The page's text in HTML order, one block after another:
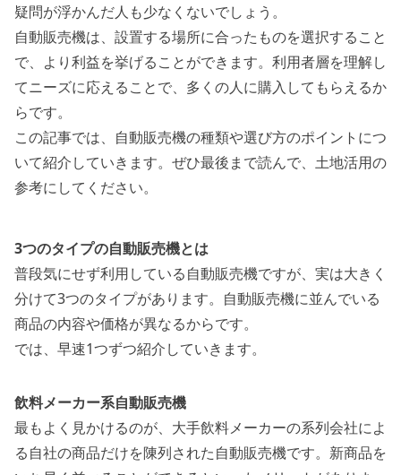
疑問が浮かんだ人も少なくないでしょう。
自動販売機は、設置する場所に合ったものを選択すること
で、より利益を挙げることができます。 利用者層を理解し
てニーズに応えることで、多くの人に購入してもらえるか
らです。
この記事では、自動販売機の種類や選び方のポイントにつ
いて紹介していきます。ぜひ最後まで読んで、土地活用の
参考にしてください。
3つのタイプの自動販売機とは
普段気にせず利用している自動販売機ですが、実は大きく
分けて3つのタイプがあります。 自動販売機に並んでいる
商品の内容や価格が異なるからです。
では、早速1つずつ紹介していきます。
飲料メーカー系自動販売機
最もよく見かけるのが、 大手飲料メーカーの系列会社によ
る自社の商品だけを陳列された自動販売機です。 新商品を